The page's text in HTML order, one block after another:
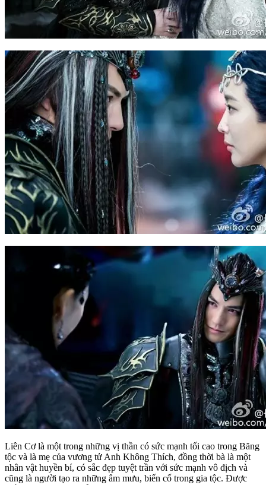
Liên Cơ là một trong những vị thần có sức mạnh tối cao trong Băng
tộc và là mẹ của vương tử Anh Không Thích, đồng thời bà là một
nhân vật huyền bí, có sắc đẹp tuyệt trần với sức mạnh vô địch và
cũng là người tạo ra những âm mưu, biến cố trong gia tộc. Được